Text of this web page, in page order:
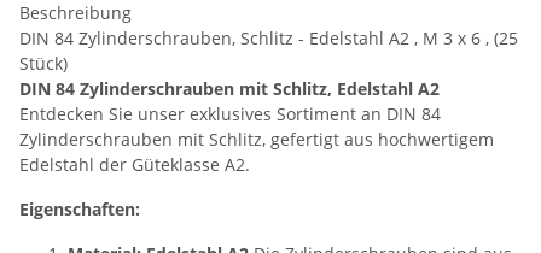
Beschreibung
DIN 84 Zylinderschrauben, Schlitz - Edelstahl A2 , M 3 x 6 , (25
Stück)
DIN 84 Zylinderschrauben mit Schlitz, Edelstahl A2
Entdecken Sie unser exklusives Sortiment an DIN 84
Zylinderschrauben mit Schlitz, gefertigt aus hochwertigem
Edelstahl der Güteklasse A2.
Eigenschaften: